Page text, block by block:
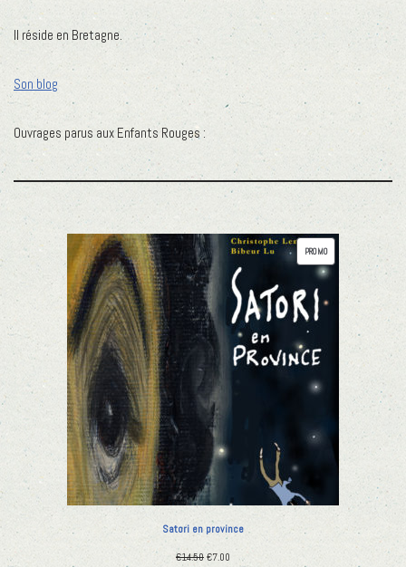
Il réside en Bretagne.
Son blog
Ouvrages parus aux Enfants Rouges :
PROMO
Satori en province
€14.50 €7.00